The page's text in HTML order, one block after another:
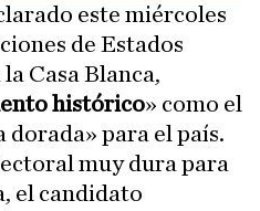
este miércoles
de Estados
Casa Blanca,
histórico» como el
dorada» para el país.
muy dura para
el candidato